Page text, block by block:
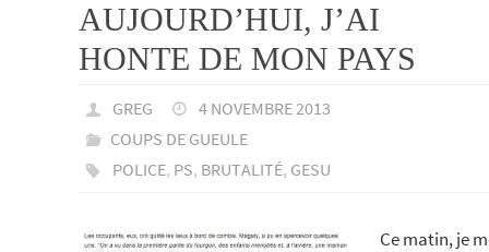
AUJOURD’HUI, J’AI
HONTE DE MON PAYS
GREG
4 NOVEMBRE 2013
COUPS DE GUEULE
POLICE, PS, BRUTALITÉ, GESU
Ce matin, je